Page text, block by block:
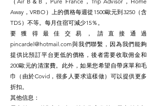
Away，VRBO）上的價格每週從1500歐元到3250（含
TDS）不等。每月住宿可減少15％。
要獲得最佳交易，請直接通過
pincardel@hotmail.com與我們聯繫，因為我們能夠
提供比預訂平台更低的價格，後者需要收取佣金和
200歐元的清潔費。此外，如果您希望自帶床單和毛
巾（由於Covid，很多人要求這樣做）可以提供更多
折扣。
其他信息：